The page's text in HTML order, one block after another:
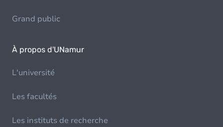
Grand public
À propos d'UNamur
L'université
Les facultés
Les instituts de recherche